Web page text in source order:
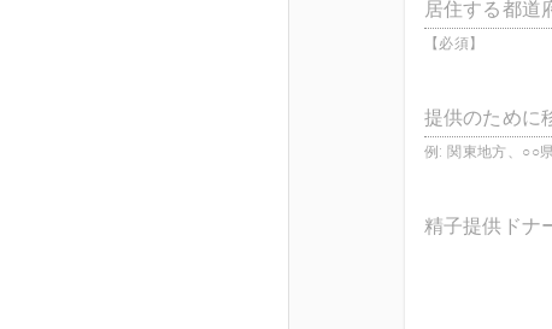
居住する都道
【必須】
提供のために
例: 関東地方、○○
精子提供ドナ